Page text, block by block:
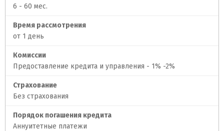
6 - 60 мес.
Время рассмотрения
от 1 день
Комиссии
Предоставление кредита и управления - 1% -2%
Страхование
Без страхования
Порядок погашения кредита
Аннуитетные платежи